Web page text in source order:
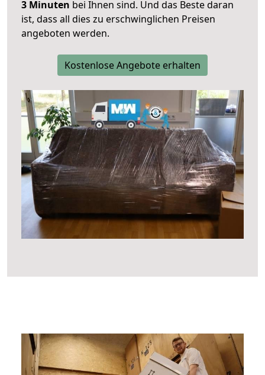
3 Minuten bei Ihnen sind. Und das Beste daran
ist, dass all dies zu erschwinglichen Preisen
angeboten werden.
Kostenlose Angebote erhalten